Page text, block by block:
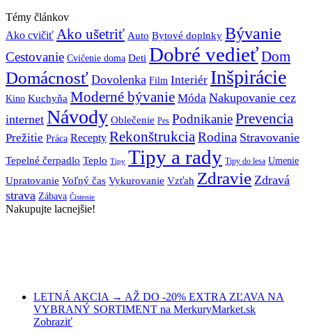
Témy článkov
Ako cvičiť Ako ušetriť Auto Bytové doplnky Bývanie
Cestovanie Cvičenie doma Deti Dobré vedieťDom
Domácnosť Dovolenka Film Interiér Inšpirácie
Kino Kuchyňa Moderné bývanie Móda Nakupovanie cez
internet Návody Oblečenie Pes PodnikaniePrevencia
Prežitie Práca Recepty Rekonštrukcia Rodina Stravovanie
Tepelné čerpadlo Teplo Tipy Tipy a rady Tipy do lesa Umenie
Upratovanie Voľný čas Vykurovanie Vzťah Zdravie Zdravá
strava Zábava Čistenie
Nakupujte lacnejšie!
LETNÁ AKCIA → AŽ DO -20% EXTRA ZĽAVA NA
VYBRANÝ SORTIMENT na MerkuryMarket.sk
Zobraziť